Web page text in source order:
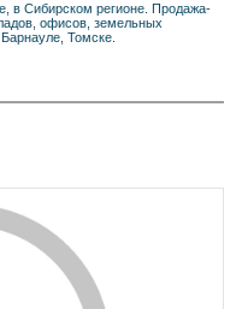
в Сибирском регионе. Продажа-
офисов, земельных
Томске.